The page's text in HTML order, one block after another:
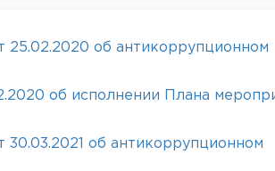
25.02.2020 об антикоррупционном
об исполнении Плана
об антикоррупционном